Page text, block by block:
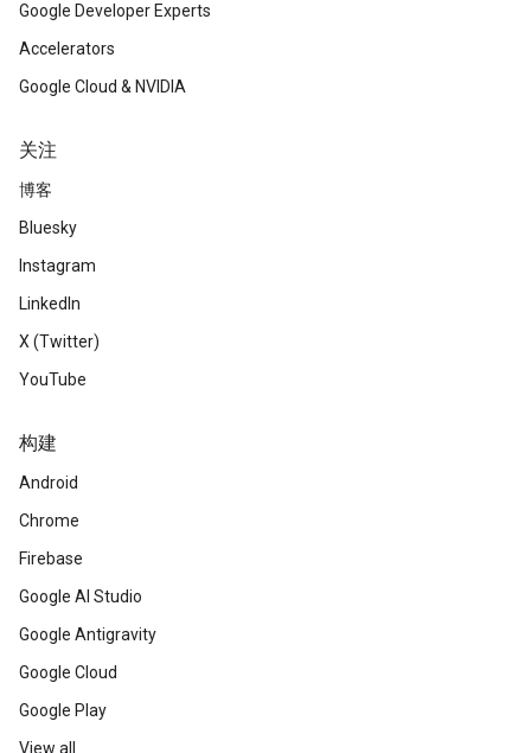
Google Developer Experts
Accelerators
Google Cloud & NVIDIA
关注
博客
Bluesky
Instagram
LinkedIn
X (Twitter)
YouTube
构建
Android
Chrome
Firebase
Google AI Studio
Google Antigravity
Google Cloud
Google Play
View all